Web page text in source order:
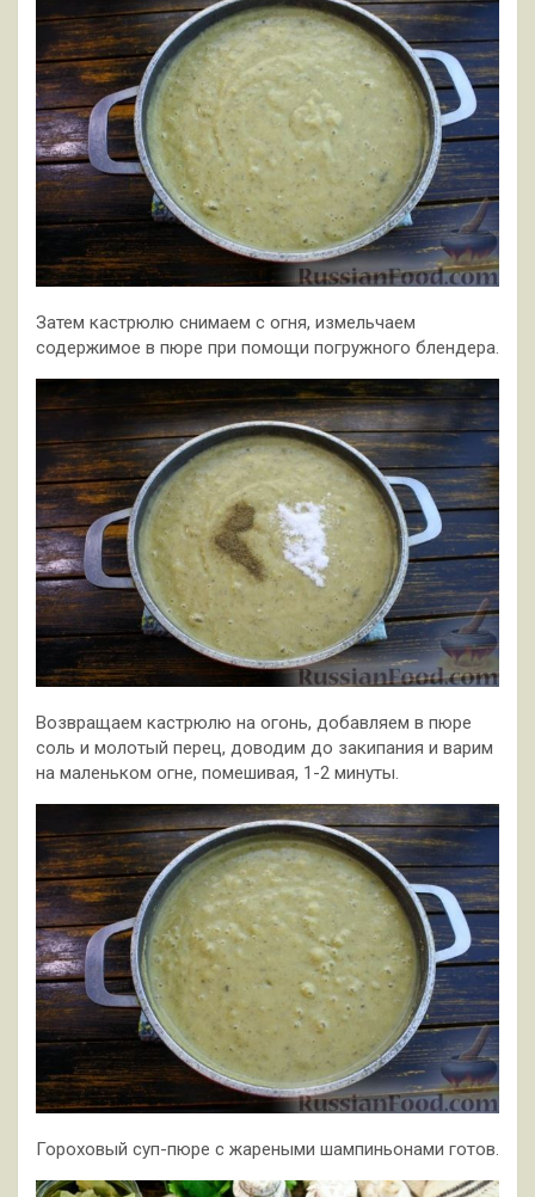
Затем кастрюлю снимаем с огня, измельчаем
содержимое в пюре при помощи погружного блендера.
Возвращаем кастрюлю на огонь, добавляем в пюре
соль и молотый перец, доводим до закипания и варим
на маленьком огне, помешивая, 1-2 минуты.
Гороховый суп-пюре с жареными шампиньонами готов.